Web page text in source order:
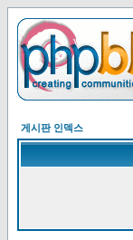
게시판 인덱스